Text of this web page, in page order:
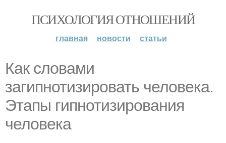
ПСИХОЛОГИЯ ОТНОШЕНИЙ
главная новости статьи
Как словами
загипнотизировать человека.
Этапы гипнотизирования
человека